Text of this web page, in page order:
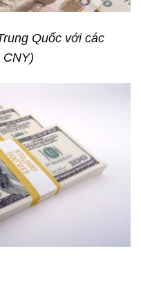
Quốc với các
CNY)